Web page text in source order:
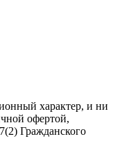
характер, и ни
офертой,
Гражданского